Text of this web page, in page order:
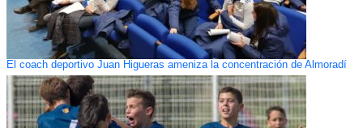
El coach deportivo Juan Higueras ameniza la concentración de Almoradí